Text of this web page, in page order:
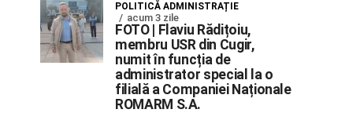
POLITICĂ ADMINISTRAȚIE
acum 3 zile
FOTO | Flaviu Rădițoiu,
membru USR din Cugir,
numit în funcția de
administrator special la o
filială a Companiei Naționale
ROMARM S.A.